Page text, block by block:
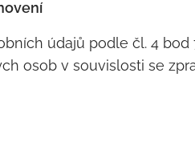
údajů podle čl. 4
osob v souvislosti se